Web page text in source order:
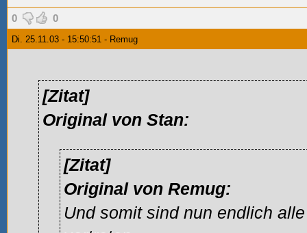
0 0
Di. 25.11.03 - 15:50:51 - Remug
[Zitat]
Original von Stan:
[Zitat]
Original von Remug:
Und somit sind nun endlich